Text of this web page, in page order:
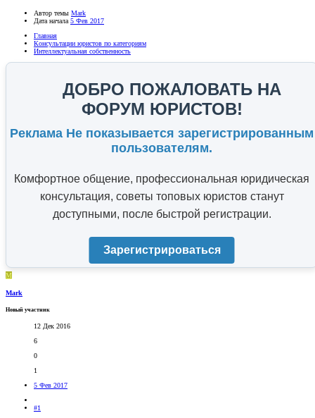
Автор темы Mark
Дата начала 5 Фев 2017
Главная
Консультации юристов по категориям
Интеллектуальная собственность
ДОБРО ПОЖАЛОВАТЬ НА
ФОРУМ ЮРИСТОВ!
Реклама Не показывается зарегистрированным
пользователям.
Комфортное общение, профессиональная юридическая
консультация, советы топовых юристов станут
доступными, после быстрой регистрации.
Зарегистрироваться
M
Mark
Новый участник
12 Дек 2016
6
0
1
5 Фев 2017
#1